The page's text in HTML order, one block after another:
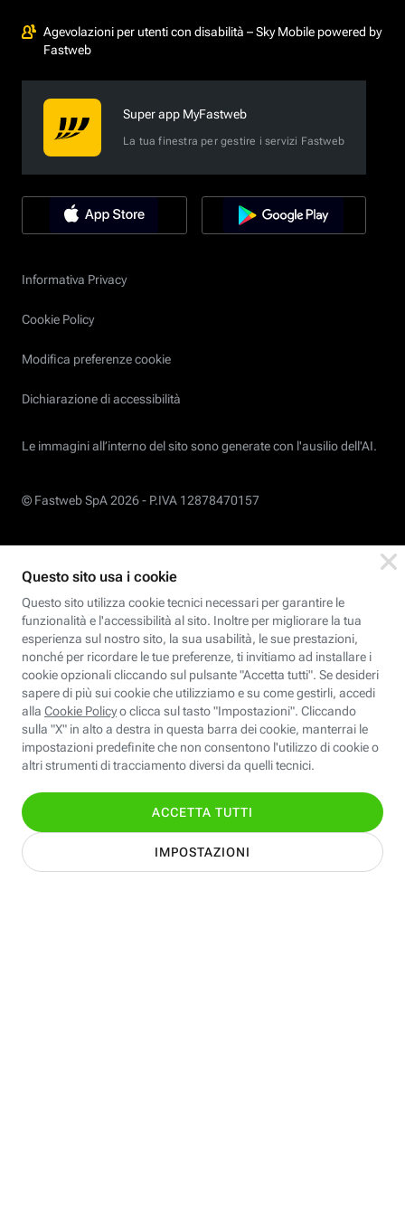
Agevolazioni per utenti con disabilità – Sky Mobile powered by
Fastweb
Super app MyFastweb
La tua finestra per gestire i servizi Fastweb
Informativa Privacy
Cookie Policy
Modifica preferenze cookie
Dichiarazione di accessibilità
Le immagini all’interno del sito sono generate con l'ausilio dell'AI.
© Fastweb SpA 2026 - P.IVA 12878470157